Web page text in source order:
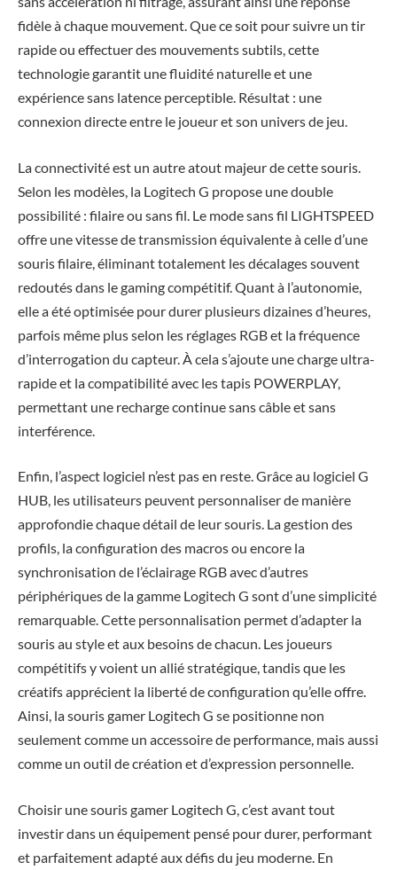
fidèle à chaque mouvement. Que ce soit pour suivre un tir
rapide ou effectuer des mouvements subtils, cette
technologie garantit une fluidité naturelle et une
expérience sans latence perceptible. Résultat : une
connexion directe entre le joueur et son univers de jeu.
La connectivité est un autre atout majeur de cette souris.
Selon les modèles, la Logitech G propose une double
possibilité : filaire ou sans fil. Le mode sans fil LIGHTSPEED
offre une vitesse de transmission équivalente à celle d’une
souris filaire, éliminant totalement les décalages souvent
redoutés dans le gaming compétitif. Quant à l’autonomie,
elle a été optimisée pour durer plusieurs dizaines d’heures,
parfois même plus selon les réglages RGB et la fréquence
d’interrogation du capteur. À cela s’ajoute une charge ultra-
rapide et la compatibilité avec les tapis POWERPLAY,
permettant une recharge continue sans câble et sans
interférence.
Enfin, l’aspect logiciel n’est pas en reste. Grâce au logiciel G
HUB, les utilisateurs peuvent personnaliser de manière
approfondie chaque détail de leur souris. La gestion des
profils, la configuration des macros ou encore la
synchronisation de l’éclairage RGB avec d’autres
périphériques de la gamme Logitech G sont d’une simplicité
remarquable. Cette personnalisation permet d’adapter la
souris au style et aux besoins de chacun. Les joueurs
compétitifs y voient un allié stratégique, tandis que les
créatifs apprécient la liberté de configuration qu’elle offre.
Ainsi, la souris gamer Logitech G se positionne non
seulement comme un accessoire de performance, mais aussi
comme un outil de création et d’expression personnelle.
Choisir une souris gamer Logitech G, c’est avant tout
investir dans un équipement pensé pour durer, performant
et parfaitement adapté aux défis du jeu moderne. En